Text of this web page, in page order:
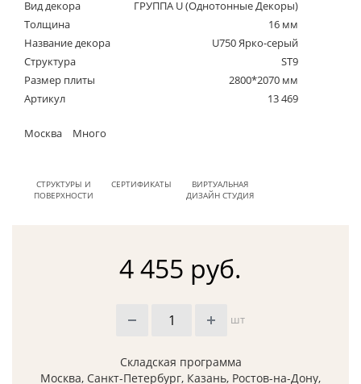
Вид декора
ГРУППА U (Однотонные Декоры)
Толщина
16 мм
Название декора
U750 Ярко-серый
Структура
ST9
Размер плиты
2800*2070 мм
Артикул
13 469
Москва Много
СТРУКТУРЫ И
ПОВЕРХНОСТИ
СЕРТИФИКАТЫ
ВИРТУАЛЬНАЯ
ДИЗАЙН СТУДИЯ
4 455 руб.
шт
Складская программа
Москва, Санкт-Петербург, Казань, Ростов-на-Дону,